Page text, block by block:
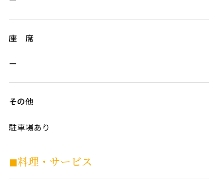
座 席
ー
その他
駐車場あり
◼︎料理・サービス